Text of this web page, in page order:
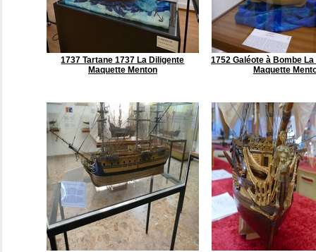
1737 Tartane 1737 La Diligente
Maquette Menton
1752 Galéote à Bombe
Maquette